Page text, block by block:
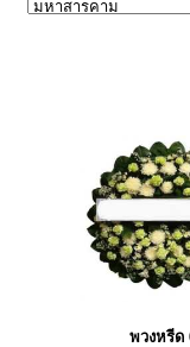
พวงหรีด